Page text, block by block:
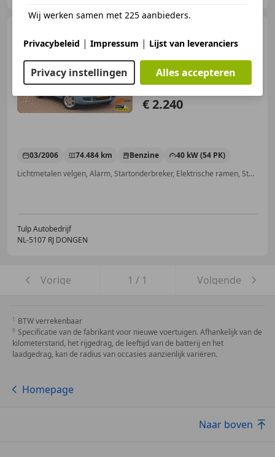
AllSeason Nette auto Lage
€ 2.240
03/2006 74.484 km Benzine
40 kW (54 PK)
Lichtmetalen velgen, Alarm, Startonderbreker, Elektrische ramen, Stuurbekrachtiging, Isofix, Airbag passagier
Tulp Autobedrijf
NL-5107 RJ DONGEN
Vorige 1 / 1 Volgende
BTW verrekenbaar
Specificatie van de fabrikant voor nieuwe voertuigen. Afhankelijk van de
kilometerstand, het rijgedrag, de leeftijd van de batterij en het
laadgedrag, kan de radius van occasies aanzienlijk variëren.
Homepage
Naar boven
Wij werken samen met 225 aanbieders.
Privacybeleid | Impressum | Lijst van leveranciers
Privacy instellingen Alles accepteren